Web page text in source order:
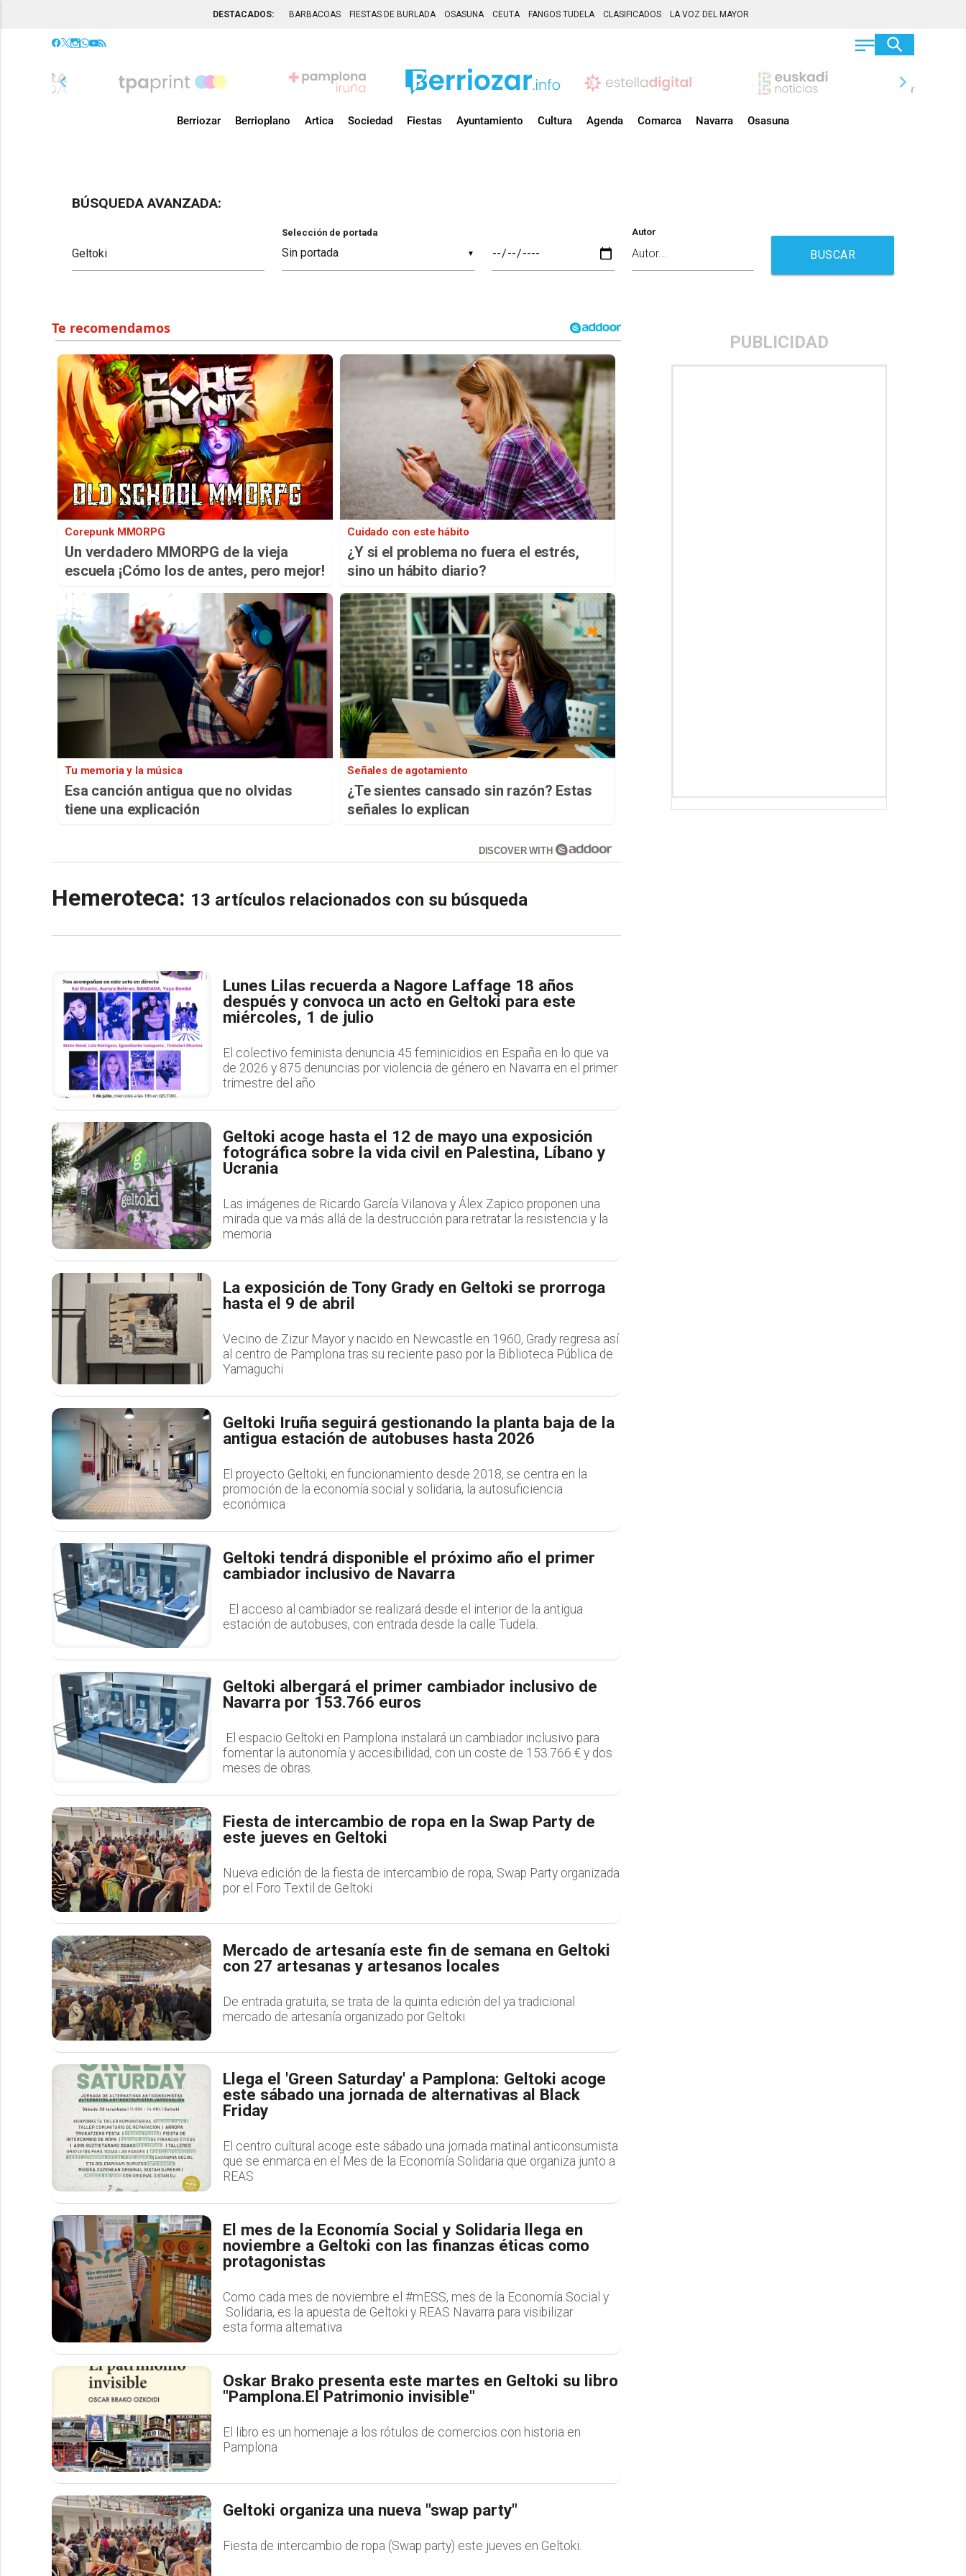
DESTACADOS: BARBACOAS FIESTAS DE BURLADA OSASUNA CEUTA FANGOS TUDELA CLASIFICADOS LA VOZ DEL MAYOR
chevron_left chevron_right
Berriozar Berrioplano Artica Sociedad Fiestas Ayuntamiento Cultura Agenda Comarca Navarra Osasuna
BÚSQUEDA AVANZADA:
▼
Selección de portada Autor
BUSCAR
Corepunk MMORPG
Un verdadero MMORPG de la vieja
escuela ¡Cómo los de antes, pero mejor!
Cuidado con este hábito
¿Y si el problema no fuera el estrés,
sino un hábito diario?
Tu memoria y la música
Esa canción antigua que no olvidas
tiene una explicación
Señales de agotamiento
¿Te sientes cansado sin razón? Estas
señales lo explican
DISCOVER WITH
Hemeroteca: 13 artículos relacionados con su búsqueda
Lunes Lilas recuerda a Nagore Laffage 18 años
después y convoca un acto en Geltoki para este
miércoles, 1 de julio
El colectivo feminista denuncia 45 feminicidios en España en lo que va
de 2026 y 875 denuncias por violencia de género en Navarra en el primer
trimestre del año
Geltoki acoge hasta el 12 de mayo una exposición
fotográfica sobre la vida civil en Palestina, Líbano y
Ucrania
Las imágenes de Ricardo García Vilanova y Álex Zapico proponen una
mirada que va más allá de la destrucción para retratar la resistencia y la
memoria
La exposición de Tony Grady en Geltoki se prorroga
hasta el 9 de abril
Vecino de Zizur Mayor y nacido en Newcastle en 1960, Grady regresa así
al centro de Pamplona tras su reciente paso por la Biblioteca Pública de
Yamaguchi
Geltoki Iruña seguirá gestionando la planta baja de la
antigua estación de autobuses hasta 2026
El proyecto Geltoki, en funcionamiento desde 2018, se centra en la
promoción de la economía social y solidaria, la autosuficiencia
económica
Geltoki tendrá disponible el próximo año el primer
cambiador inclusivo de Navarra
El acceso al cambiador se realizará desde el interior de la antigua
estación de autobuses, con entrada desde la calle Tudela.
Geltoki albergará el primer cambiador inclusivo de
Navarra por 153.766 euros
El espacio Geltoki en Pamplona instalará un cambiador inclusivo para
fomentar la autonomía y accesibilidad, con un coste de 153.766 € y dos
meses de obras.
Fiesta de intercambio de ropa en la Swap Party de
este jueves en Geltoki
Nueva edición de la fiesta de intercambio de ropa, Swap Party organizada
por el Foro Textil de Geltoki
Mercado de artesanía este fin de semana en Geltoki
con 27 artesanas y artesanos locales
De entrada gratuita, se trata de la quinta edición del ya tradicional
mercado de artesanía organizado por Geltoki
Llega el 'Green Saturday' a Pamplona: Geltoki acoge
este sábado una jornada de alternativas al Black
Friday
El centro cultural acoge este sábado una jornada matinal anticonsumista
que se enmarca en el Mes de la Economía Solidaria que organiza junto a
REAS
El mes de la Economía Social y Solidaria llega en
noviembre a Geltoki con las finanzas éticas como
protagonistas
Como cada mes de noviembre el #mESS, mes de la Economía Social y
Solidaria, es la apuesta de Geltoki y REAS Navarra para visibilizar
esta forma alternativa
Oskar Brako presenta este martes en Geltoki su libro
"Pamplona.El Patrimonio invisible"
El libro es un homenaje a los rótulos de comercios con historia en
Pamplona
Geltoki organiza una nueva "swap party"
Fiesta de intercambio de ropa (Swap party) este jueves en Geltoki.
PUBLICIDAD